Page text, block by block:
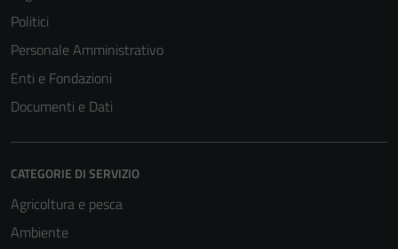
Politici
Personale Amministrativo
Enti e Fondazioni
Documenti e Dati
CATEGORIE DI SERVIZIO
Agricoltura e pesca
Ambiente